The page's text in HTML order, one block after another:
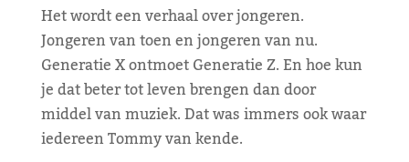
Het wordt een verhaal over jongeren.
Jongeren van toen en jongeren van nu.
Generatie X ontmoet Generatie Z. En hoe kun
je dat beter tot leven brengen dan door
middel van muziek. Dat was immers ook waar
iedereen Tommy van kende.